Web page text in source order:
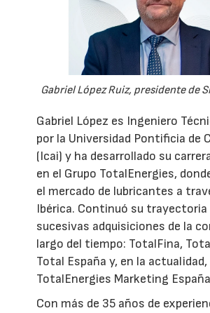
Gabriel López Ruiz, presidente de
Gabriel López es Ingeniero
por la Universidad Pontificia de
(Icai) y ha desarrollado su
en el Grupo TotalEnergies,
el mercado de lubricantes a
Ibérica. Continuó su trayectoria
sucesivas adquisiciones de la
largo del tiempo: TotalFina,
Total España y, en la actualidad,
TotalEnergies Marketing
Con más de 35 años de